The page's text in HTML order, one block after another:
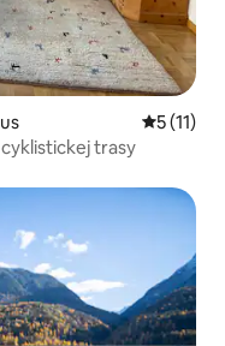
5 (11)
trasy